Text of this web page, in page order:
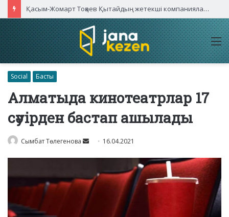
Қасым-Жомарт Тоқаев Қытайдың жетекші компаниялары басшыларымен кездесті
Social Басты
Алматыда кинотеатрлар 17
сәуірден бастап ашылады
Сымбат Төлегенова
Send 16.04.2021